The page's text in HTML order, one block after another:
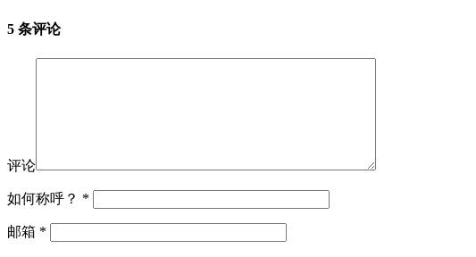
5 条评论
评论
如何称呼？ *
邮箱 *